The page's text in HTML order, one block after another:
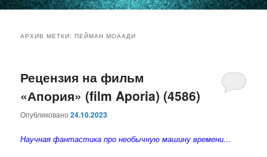
основному
содержимому
дополнительному
содержимому
АРХИВ МЕТКИ:ПЕЙМАН МОААДИ
Рецензия на фильм
«Апория» (film Aporia) (4586)
Опубликовано24.10.2023
Научная фантастика про необычную машину времени…